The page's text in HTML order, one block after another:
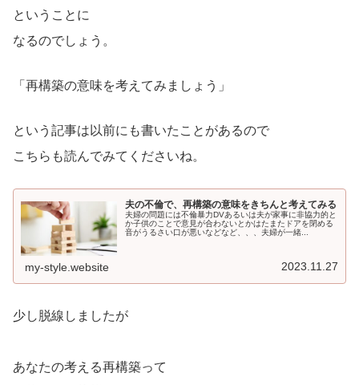
ということに
なるのでしょう。
「再構築の意味を考えてみましょう」
という記事は以前にも書いたことがあるので
こちらも読んでみてくださいね。
夫の不倫で、再構築の意味をきちんと考えてみる
夫婦の問題には不倫暴力DVあるいは夫が家事に非協力的と
か子供のことで意見が合わないとかはたまたドアを閉める
音がうるさい口が悪いなどなど、、、夫婦が一緒...
my-style.website 2023.11.27
少し脱線しましたが
あなたの考える再構築って